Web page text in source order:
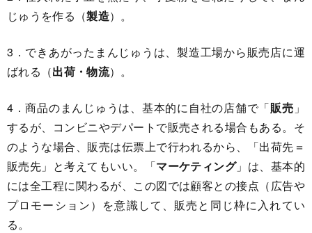
じゅうを作る（製造）。
3．できあがったまんじゅうは、製造工場から販売店に運
ばれる（出荷・物流）。
4．商品のまんじゅうは、基本的に自社の店舗で「販売 」
するが、コンビニやデパートで販売される場合もある。そ
のような場合、販売は伝票上で行われるから、「出荷先＝
販売先」と考えてもいい。「マーケティング」は、基本的
には全工程に関わるが、この図では顧客との接点（広告や
プロモーション）を意識して、販売と同じ枠に入れてい
る。